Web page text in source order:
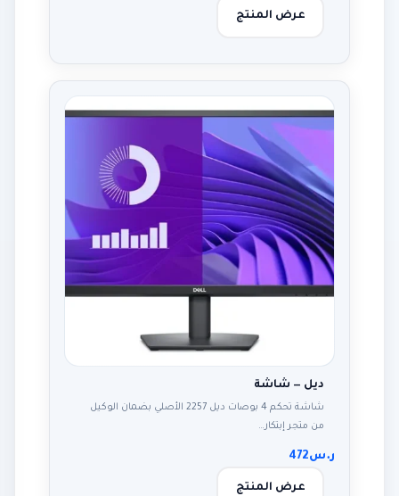
عرض المنتج
ديل — شاشة
شاشة تحكم 4 بوصات ديل 2257 الأصلي بضمان الوكيل
من متجر إبتكار…
ر.س472
عرض المنتج